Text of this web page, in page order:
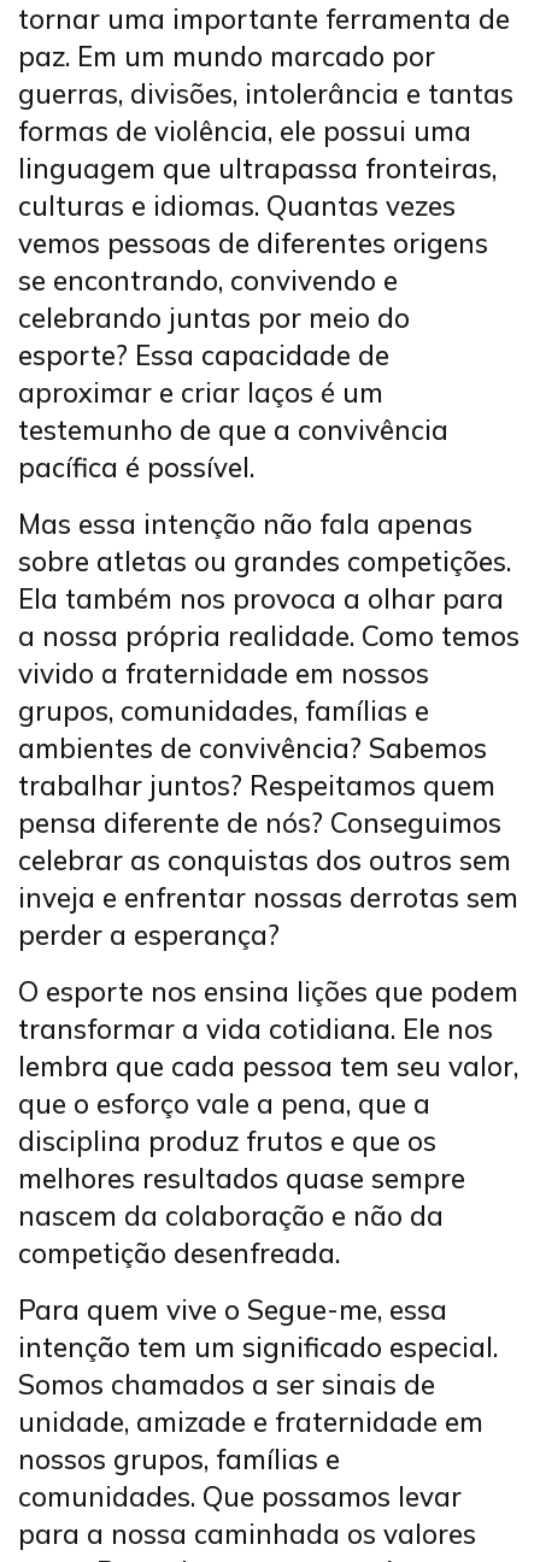
tornar uma importante ferramenta de
paz. Em um mundo marcado por
guerras, divisões, intolerância e tantas
formas de violência, ele possui uma
linguagem que ultrapassa fronteiras,
culturas e idiomas. Quantas vezes
vemos pessoas de diferentes origens
se encontrando, convivendo e
celebrando juntas por meio do
esporte? Essa capacidade de
aproximar e criar laços é um
testemunho de que a convivência
pacífica é possível.
Mas essa intenção não fala apenas
sobre atletas ou grandes competições.
Ela também nos provoca a olhar para
a nossa própria realidade. Como temos
vivido a fraternidade em nossos
grupos, comunidades, famílias e
ambientes de convivência? Sabemos
trabalhar juntos? Respeitamos quem
pensa diferente de nós? Conseguimos
celebrar as conquistas dos outros sem
inveja e enfrentar nossas derrotas sem
perder a esperança?
O esporte nos ensina lições que podem
transformar a vida cotidiana. Ele nos
lembra que cada pessoa tem seu valor,
que o esforço vale a pena, que a
disciplina produz frutos e que os
melhores resultados quase sempre
nascem da colaboração e não da
competição desenfreada.
Para quem vive o Segue-me, essa
intenção tem um significado especial.
Somos chamados a ser sinais de
unidade, amizade e fraternidade em
nossos grupos, famílias e
comunidades. Que possamos levar
para a nossa caminhada os valores